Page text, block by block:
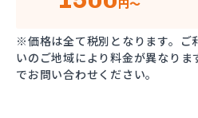
円～
※価格は全て税別となります。ご
いのご地域により料金が異なりま
でお問い合わせください。